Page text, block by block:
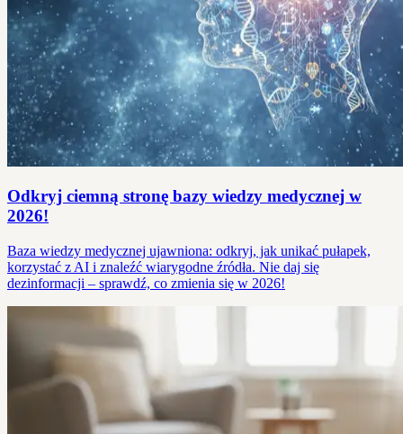
Odkryj ciemną stronę bazy wiedzy medycznej w
2026!
Baza wiedzy medycznej ujawniona: odkryj, jak unikać pułapek,
korzystać z AI i znaleźć wiarygodne źródła. Nie daj się
dezinformacji – sprawdź, co zmienia się w 2026!